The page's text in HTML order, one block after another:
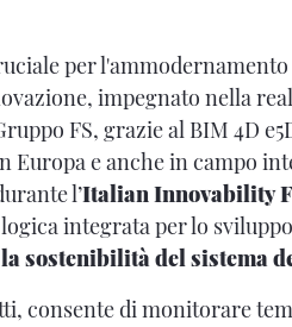
per
impegnato nella
FS, grazie al BIM 4D
Europa e anche in campo
l’Italian Innovability
integrata per lo
sostenibilità del sistema
consente di monitorare